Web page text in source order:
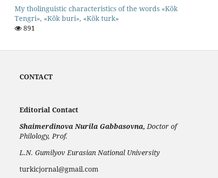
My tholinguistic characteristics of the words «Kök
Tengri», «Kök buri», «Kök turk»
891
CONTACT
Editorial Contact
ShaimerdinovaNurila Gabbasovna, Doctor of
Philology, Prof.
L.N. Gumilyov Eurasian National University
turkicjornal@gmail.com